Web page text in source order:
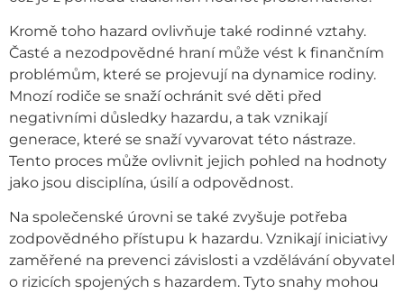
Kromě toho hazard ovlivňuje také rodinné vztahy.
Časté a nezodpovědné hraní může vést k finančním
problémům, které se projevují na dynamice rodiny.
Mnozí rodiče se snaží ochránit své děti před
negativními důsledky hazardu, a tak vznikají
generace, které se snaží vyvarovat této nástraze.
Tento proces může ovlivnit jejich pohled na hodnoty
jako jsou disciplína, úsilí a odpovědnost.
Na společenské úrovni se také zvyšuje potřeba
zodpovědného přístupu k hazardu. Vznikají iniciativy
zaměřené na prevenci závislosti a vzdělávání obyvatel
o rizicích spojených s hazardem. Tyto snahy mohou